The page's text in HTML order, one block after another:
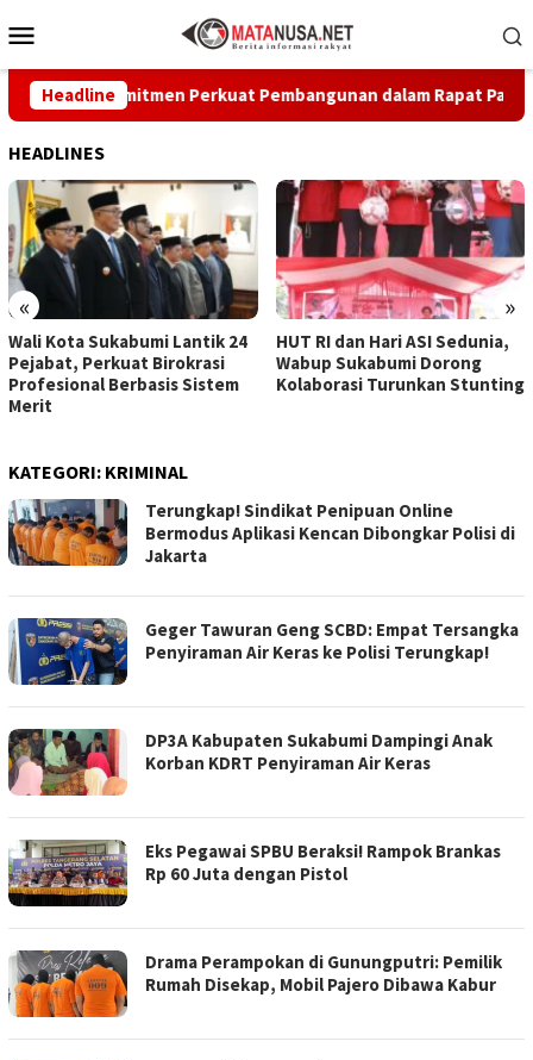
ke
Mobile
Headline
Komitmen Perkuat Pembangunan dalam Rapat Paripurna
HEADLINES
« »
Wali Kota Sukabumi Lantik 24
Pejabat, Perkuat Birokrasi
Profesional Berbasis Sistem
Merit
HUT RI dan Hari ASI Sedunia,
Wabup Sukabumi Dorong
Kolaborasi Turunkan Stunting
KATEGORI: KRIMINAL
Terungkap! Sindikat Penipuan Online
Bermodus Aplikasi Kencan Dibongkar Polisi di
Jakarta
Geger Tawuran Geng SCBD: Empat Tersangka
Penyiraman Air Keras ke Polisi Terungkap!
DP3A Kabupaten Sukabumi Dampingi Anak
Korban KDRT Penyiraman Air Keras
Eks Pegawai SPBU Beraksi! Rampok Brankas
Rp 60 Juta dengan Pistol
Drama Perampokan di Gunungputri: Pemilik
Rumah Disekap, Mobil Pajero Dibawa Kabur